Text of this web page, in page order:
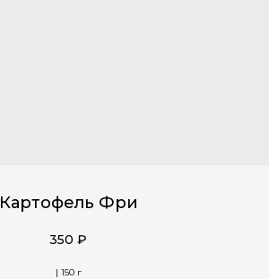
Картофель Фри
350 ₽
| 150 г